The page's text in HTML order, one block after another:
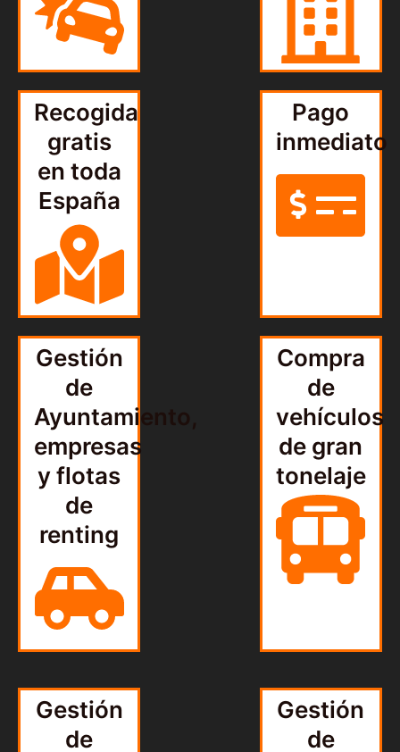
Recogida
gratis
en toda
España
Pago
inmediato
Gestión
de
Ayuntamiento,
empresas
y flotas
de
renting
Compra
de
vehículos
de gran
tonelaje
Gestión
de
Gestión
de